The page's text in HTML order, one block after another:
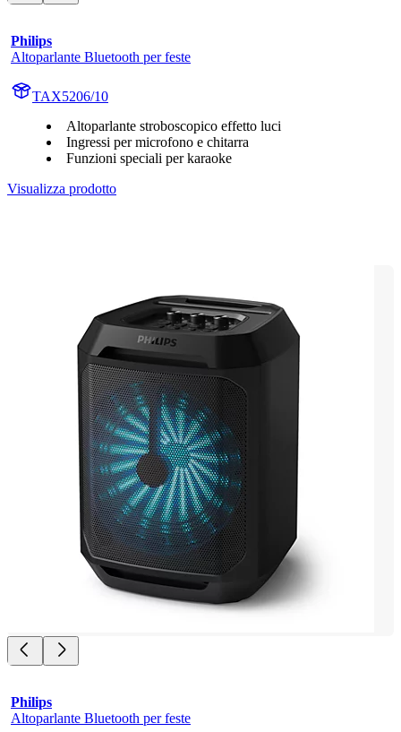
Philips
Altoparlante Bluetooth per feste
TAX5206/10
Altoparlante stroboscopico effetto luci
Ingressi per microfono e chitarra
Funzioni speciali per karaoke
Visualizza prodotto
Philips
Altoparlante Bluetooth per feste